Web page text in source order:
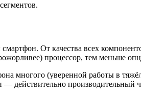
От качества всех
процессор, тем меньше
многого (уверенной работы в
— действительно производительный